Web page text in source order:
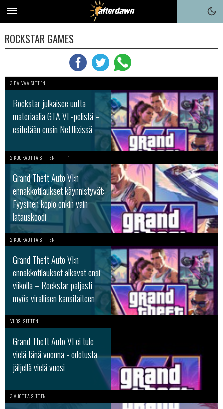
ROCKSTAR GAMES
3 PÄIVÄÄ SITTEN
Rockstar julkaisee uutta
materiaalia GTA VI -pelistä –
esitetään ensin Netflixissä
2 KUUKAUTTA SITTEN 1
Grand Theft Auto VI:n
ennakkotilaukset käynnistyvät:
Fyysinen kopio onkin vain
latauskoodi
2 KUUKAUTTA SITTEN
Grand Theft Auto VI:n
ennakkotilaukset alkavat ensi
viikolla – Rockstar paljasti
myös virallisen kansitaiteen
VUOSI SITTEN
Grand Theft Auto VI ei tule
vielä tänä vuonna - odotusta
jäljellä vielä vuosi
3 VUOTTA SITTEN